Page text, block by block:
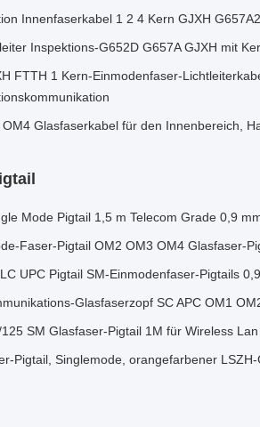
Innenfaserkabel 1 2 4 Kern GJXH
Inspektions-G652D G657A GJXH mit
FTTH 1 Kern-Einmodenfaser-
Glasfaserkabel für den Innenbereich,
Mode Pigtail 1,5 m Telecom Grade 0,9
Faser-Pigtail OM2 OM3 OM4 Glasfaser-
UPC Pigtail SM-Einmodenfaser-Pigtails
Glasfaserzopf SC APC OM1
SM Glasfaser-Pigtail 1M für Wireless
Pigtail, Singlemode, orangefarbener